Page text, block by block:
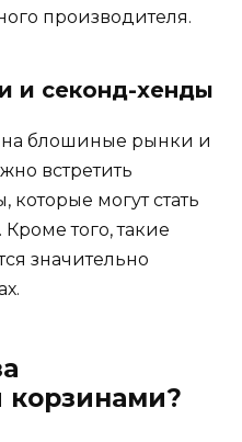
производителя.
и секонд-хенды
на блошиные рынки и
встретить
могут стать
того, такие
значительно